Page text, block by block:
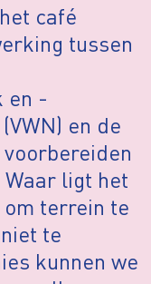
café
tussen
en -
en de
voorbereiden
ligt het
terrein te
te
kunnen we